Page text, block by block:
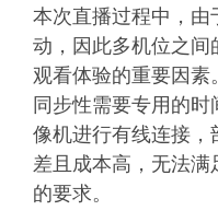
本次直播过程中，由
动，因此多机位之
观看体验的重要因
同步性需要专用的
像机进行有线连接
差且成本高，无法
的要求。